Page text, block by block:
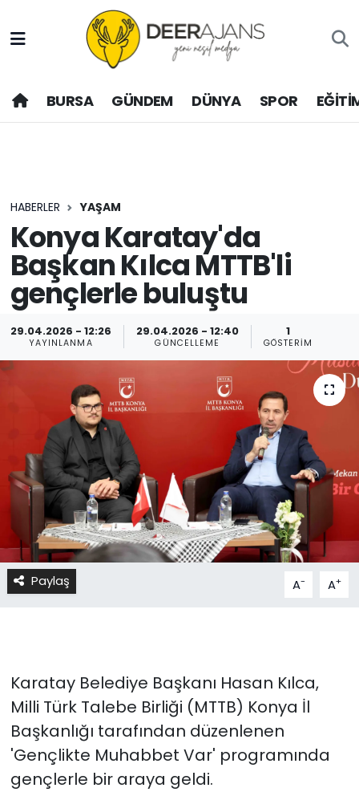
BURSA GÜNDEM DÜNYA SPOR
HABERLER YAŞAM
Konya Karatay'da
Başkan Kılca MTTB'li
gençlerle buluştu
29.04.2026 - 12:26
YAYINLANMA
29.04.2026 - 12:40
GÜNCELLEME
1
GÖSTERIM
Paylaş A- A+
Karatay Belediye Başkanı Hasan Kılca,
Milli Türk Talebe Birliği (MTTB) Konya İl
Başkanlığı tarafından düzenlenen
'Gençlikte Muhabbet Var' programında
gençlerle bir araya geldi.
Hava Durumu
Trafik Durumu
Son Dakika Haberleri
Haber Arşivi